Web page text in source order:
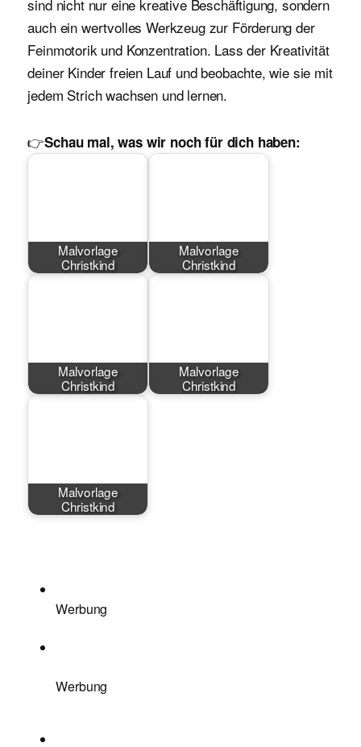
sind nicht nur eine kreative Beschäftigung, sondern
auch ein wertvolles Werkzeug zur Förderung der
Feinmotorik und Konzentration. Lass der Kreativität
deiner Kinder freien Lauf und beobachte, wie sie mit
jedem Strich wachsen und lernen.
👉Schau mal, was wir noch für dich haben:
Malvorlage
Christkind
Malvorlage
Christkind
Malvorlage
Christkind
Malvorlage
Christkind
Malvorlage
Christkind
Werbung
Werbung